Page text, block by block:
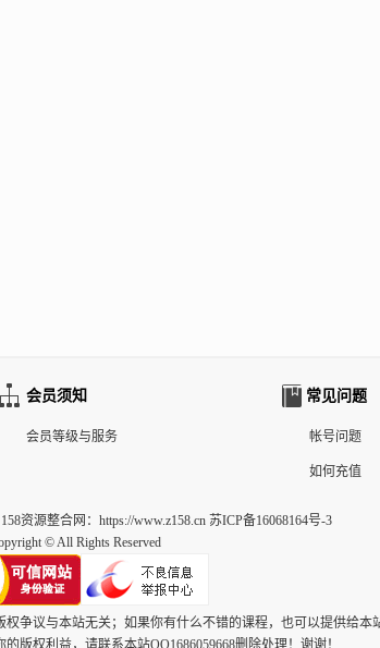
会员须知
会员等级与服务
常见问题
帐号问题
如何充值
158资源整合网 ：https://www.z158.cn 苏ICP备16068164号-3
© All Rights Reserved
争议与本站无关；如果你有什么不错的课程，也可以提供给
版权利益，请联系本站QQ1686059668删除处理！谢谢！